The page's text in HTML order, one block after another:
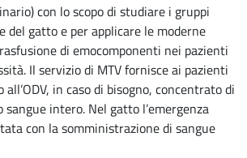
con lo scopo di studiare i gruppi
del gatto e per applicare le moderne
di emocomponenti nei pazienti
Il servizio di MTV fornisce ai pazienti
all’ODV, in caso di bisogno, concentrato di
intero. Nel gatto l’emergenza
con la somministrazione di sangue